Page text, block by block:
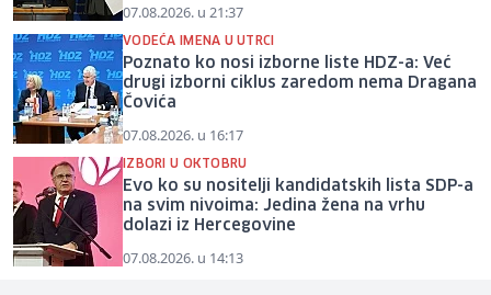
07.08.2026. u 21:37
VODEĆA IMENA U UTRCI
Poznato ko nosi izborne liste HDZ-a: Već
drugi izborni ciklus zaredom nema Dragana
Čovića
07.08.2026. u 16:17
IZBORI U OKTOBRU
Evo ko su nositelji kandidatskih lista SDP-a
na svim nivoima: Jedina žena na vrhu
dolazi iz Hercegovine
07.08.2026. u 14:13